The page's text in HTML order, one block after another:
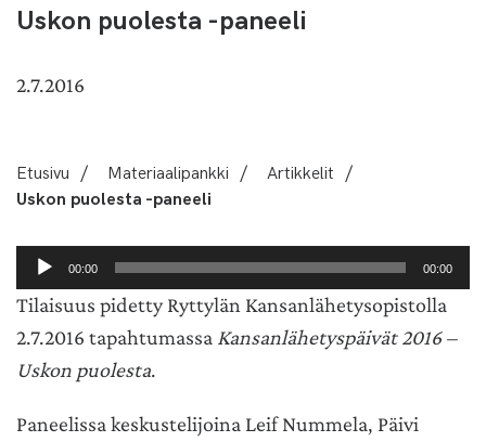
Uskon puolesta -paneeli
2.7.2016
Etusivu / Materiaalipankki / Artikkelit /
Uskon puolesta -paneeli
Äänitoistin00:00 00:00
Tilaisuus pidetty Ryttylän Kansanlähetysopistolla
2.7.2016 tapahtumassa Kansanlähetyspäivät 2016 –
Uskon puolesta.
Paneelissa keskustelijoina Leif Nummela, Päivi